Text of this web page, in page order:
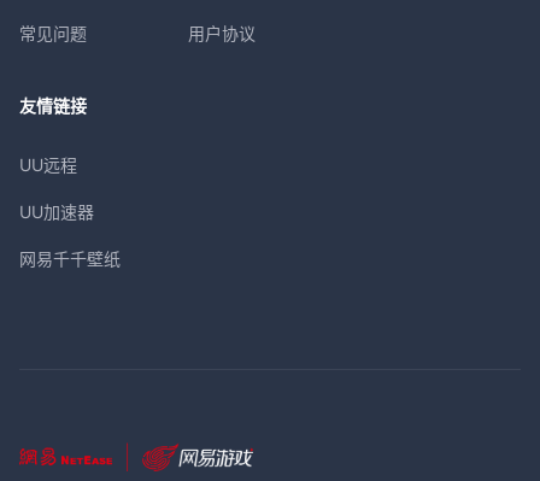
常见问题 用户协议
友情链接
UU远程
UU加速器
网易千千壁纸